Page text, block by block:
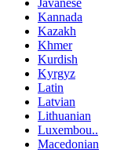
Javanese
Kannada
Kazakh
Khmer
Kurdish
Kyrgyz
Latin
Latvian
Lithuanian
Luxembou..
Macedonian